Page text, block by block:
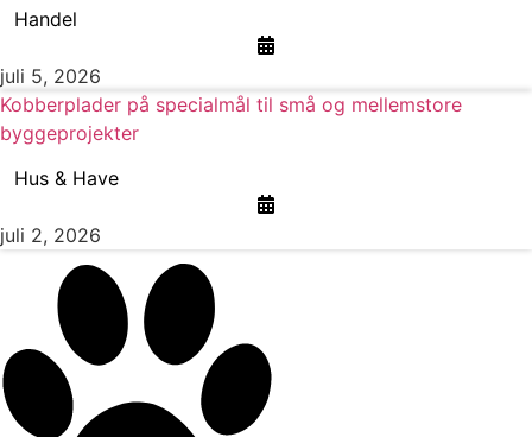
Handel
juli 5, 2026
Kobberplader på specialmål til små og mellemstore
byggeprojekter
Hus & Have
juli 2, 2026